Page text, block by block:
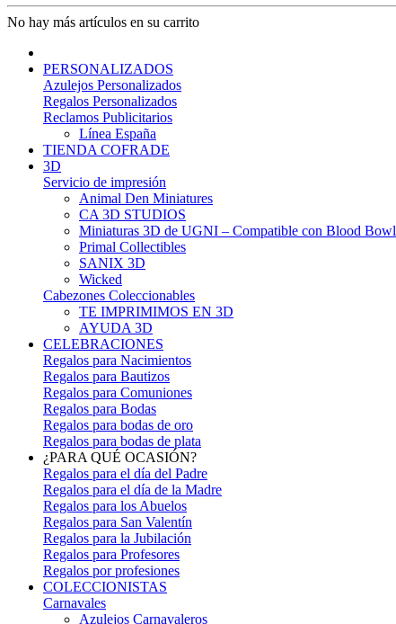
No hay más artículos en su carrito
PERSONALIZADOS
Azulejos Personalizados
Regalos Personalizados
Reclamos Publicitarios
Línea España
TIENDA COFRADE
3D
Servicio de impresión
Animal Den Miniatures
CA 3D STUDIOS
Miniaturas 3D de UGNI – Compatible con Blood Bowl
Primal Collectibles
SANIX 3D
Wicked
Cabezones Coleccionables
TE IMPRIMIMOS EN 3D
AYUDA 3D
CELEBRACIONES
Regalos para Nacimientos
Regalos para Bautizos
Regalos para Comuniones
Regalos para Bodas
Regalos para bodas de oro
Regalos para bodas de plata
¿PARA QUÉ OCASIÓN?
Regalos para el día del Padre
Regalos para el día de la Madre
Regalos para los Abuelos
Regalos para San Valentín
Regalos para la Jubilación
Regalos para Profesores
Regalos por profesiones
COLECCIONISTAS
Carnavales
Azulejos Carnavaleros